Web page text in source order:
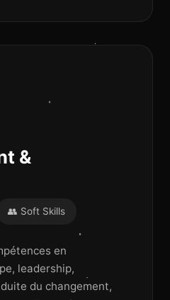
&
👥 Soft Skills
en
leadership,
du changement,